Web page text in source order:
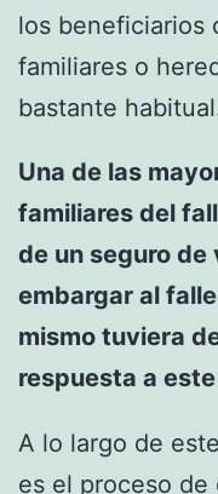
los beneficiarios
familiares o
bastante
Una de las
familiares del
de un seguro de
embargar al
mismo tuviera
respuesta a
A lo largo de
es el proceso de